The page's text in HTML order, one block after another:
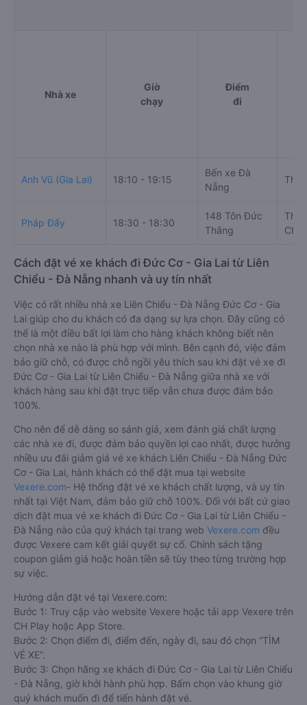
Nhà xe
Giờ
chạy
Điểm
đi
Anh Vũ (Gia Lai) 18:10 - 19:15
Bến xe Đà
Nẵng
Pháp Đấy 18:30 - 18:30
148 Tôn Đức
Thắng
Thị
Chư
Cách đặt vé xe khách đi Đức Cơ - Gia Lai từ Liên
Chiểu - Đà Nẵng nhanh và uy tín nhất
Việc có rất nhiều nhà xe Liên Chiểu - Đà Nẵng Đức Cơ - Gia
Lai giúp cho du khách có đa dạng sự lựa chọn. Đây cũng có
thể là một điều bất lợi làm cho hàng khách không biết nên
chọn nhà xe nào là phù hợp với mình. Bên cạnh đó, việc đảm
bảo giữ chỗ, có được chỗ ngồi yêu thích sau khi đặt vé xe đi
Đức Cơ - Gia Lai từ Liên Chiểu - Đà Nẵng giữa nhà xe với
khách hàng sau khi đặt trực tiếp vẫn chưa được đảm bảo
100%.
Cho nên để dễ dàng so sánh giá, xem đánh giá chất lượng
các nhà xe đi, được đảm bảo quyền lợi cao nhất, được hưởng
nhiều ưu đãi giảm giá vé xe khách Liên Chiểu - Đà Nẵng Đức
Cơ - Gia Lai, hành khách có thể đặt mua tại website
Vexere.com- Hệ thống đặt vé xe khách chất lượng, và uy tín
nhất tại Việt Nam, đảm bảo giữ chỗ 100%. Đối với bất cứ giao
dịch đặt mua vé xe khách đi Đức Cơ - Gia Lai từ Liên Chiểu -
Đà Nẵng nào của quý khách tại trang web Vexere.com đều
được Vexere cam kết giải quyết sự cố. Chính sách tặng
coupon giảm giá hoặc hoàn tiền sẽ tùy theo từng trường hợp
sự việc.
Hướng dẫn đặt vé tại Vexere.com:
Bước 1: Truy cập vào website Vexere hoặc tải app Vexere trên
CH Play hoặc App Store.
Bước 2: Chọn điểm đi, điểm đến, ngày đi, sau đó chọn “TÌM
VÉ XE”.
Bước 3: Chọn hãng xe khách đi Đức Cơ - Gia Lai từ Liên Chiểu
- Đà Nẵng, giờ khởi hành phù hợp. Bấm chọn vào khung giờ
quý khách muốn đi để tiến hành đặt vé.